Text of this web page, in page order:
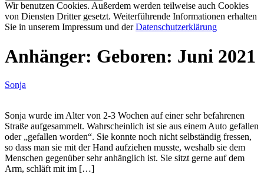
Wir benutzen Cookies. Außerdem werden teilweise auch Cookies
von Diensten Dritter gesetzt. Weiterführende Informationen erhalten
Sie in unserem Impressum und derDatenschutzerklärung
Anhänger: Geboren: Juni 2021
Sonja
Sonja wurde im Alter von 2-3 Wochen auf einer sehr befahrenen
Straße aufgesammelt. Wahrscheinlich ist sie aus einem Auto gefallen
oder „gefallen worden“. Sie konnte noch nicht selbständig fressen,
so dass man sie mit der Hand aufziehen musste, weshalb sie dem
Menschen gegenüber sehr anhänglich ist. Sie sitzt gerne auf dem
Arm, schläft mit im […]